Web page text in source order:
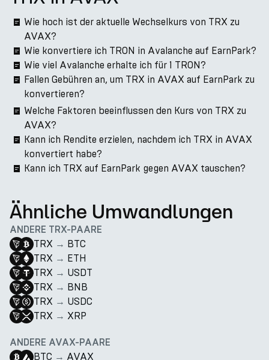
Wie hoch ist der aktuelle Wechselkurs von TRX zu
AVAX?
Wie konvertiere ich TRON in Avalanche auf EarnPark?
Wie viel Avalanche erhalte ich für 1 TRON?
Fallen Gebühren an, um TRX in AVAX auf EarnPark zu
konvertieren?
Welche Faktoren beeinflussen den Kurs von TRX zu
AVAX?
Kann ich Rendite erzielen, nachdem ich TRX in AVAX
konvertiert habe?
Kann ich TRX auf EarnPark gegen AVAX tauschen?
Ähnliche Umwandlungen
ANDERE TRX-PAARE
TRX → BTC
TRX → ETH
TRX → USDT
TRX → BNB
TRX → USDC
TRX → XRP
ANDERE AVAX-PAARE
BTC → AVAX